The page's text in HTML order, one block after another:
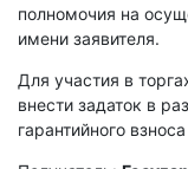
полномочия на
имени заявителя.
Для участия в
внести задаток в
гарантийного